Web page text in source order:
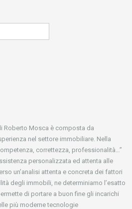
Roberto Mosca è composta da
nel settore immobiliare. Nella
correttezza, professionalità…”
personalizzata ed attenta alle
un’analisi attenta e concreta dei fattori
degli immobili, ne determiniamo l’esatto
di portare a buon fine gli incarichi
più moderne tecnologie